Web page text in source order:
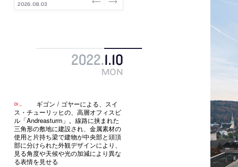
2026.08.03
2026.08.03
2026.07.31
2026.07.30
2026.07.29
2022.1.10
MON
ギゴン / ゴヤーによる、スイ
ス・チューリッヒの、高層オフィスビ
ル「Andreasturm」。線路に挟まれた
三角形の敷地に建設され、金属素材の
使用と片持ち梁で建物が中央部と頭頂
部に分けられた外観デザインにより、
見る角度や天候や光の加減により異な
る表情を見せる